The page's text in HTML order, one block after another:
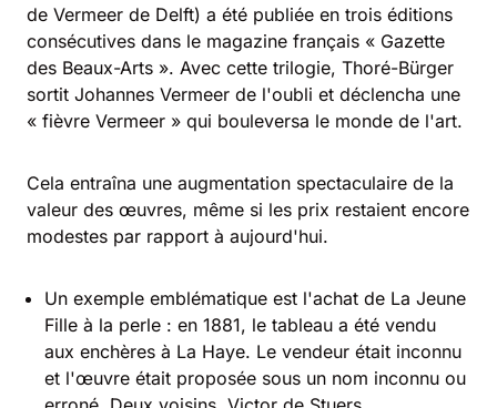
de Vermeer de Delft) a été publiée en trois éditions
consécutives dans le magazine français « Gazette
des Beaux-Arts ». Avec cette trilogie, Thoré-Bürger
sortit Johannes Vermeer de l'oubli et déclencha une
« fièvre Vermeer » qui bouleversa le monde de l'art.
Cela entraîna une augmentation spectaculaire de la
valeur des œuvres, même si les prix restaient encore
modestes par rapport à aujourd'hui.
Un exemple emblématique est l'achat de La Jeune
Fille à la perle : en 1881, le tableau a été vendu
aux enchères à La Haye. Le vendeur était inconnu
et l'œuvre était proposée sous un nom inconnu ou